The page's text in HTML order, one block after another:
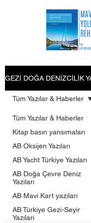
GEZİ DOĞA DENİZCİLİK
Tüm Yazılar & Haberler
Kitap basın yansımaları
AB Oksijen Yazıları
AB Yacht Türkiye Yazıları
AB Doğa Çevre Deniz
Yazıları
AB Mavi Kart yazıları
AB Türkiye Gezi-Seyir
Yazıları
Tüm Yazılar & Haberler